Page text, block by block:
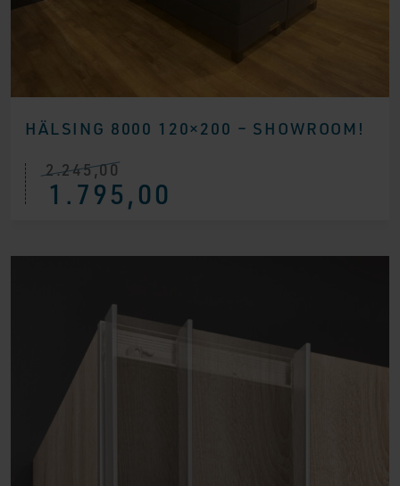
HÄLSING 8000 120×200 – SHOWROOM!
2.245,00
Ursprünglicher
Preis
war:1.795,00
Aktueller
Preis
ist: